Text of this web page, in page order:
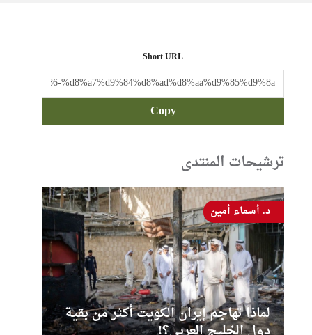
Short URL
Copy
ترشيحات المنتدى
لماذا تهاجم إيران الكويت أكثر من بقية
د. أسماء أمين